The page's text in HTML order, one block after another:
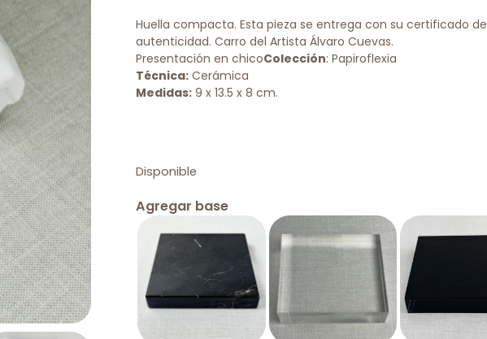
Huella compacta. Esta pieza se entrega con su certificado de
autenticidad. Carro del Artista Álvaro Cuevas.
Presentación en chicoColección: Papiroflexia
Técnica: Cerámica
Medidas: 9 x 13.5 x 8 cm.
Disponible
Agregar base